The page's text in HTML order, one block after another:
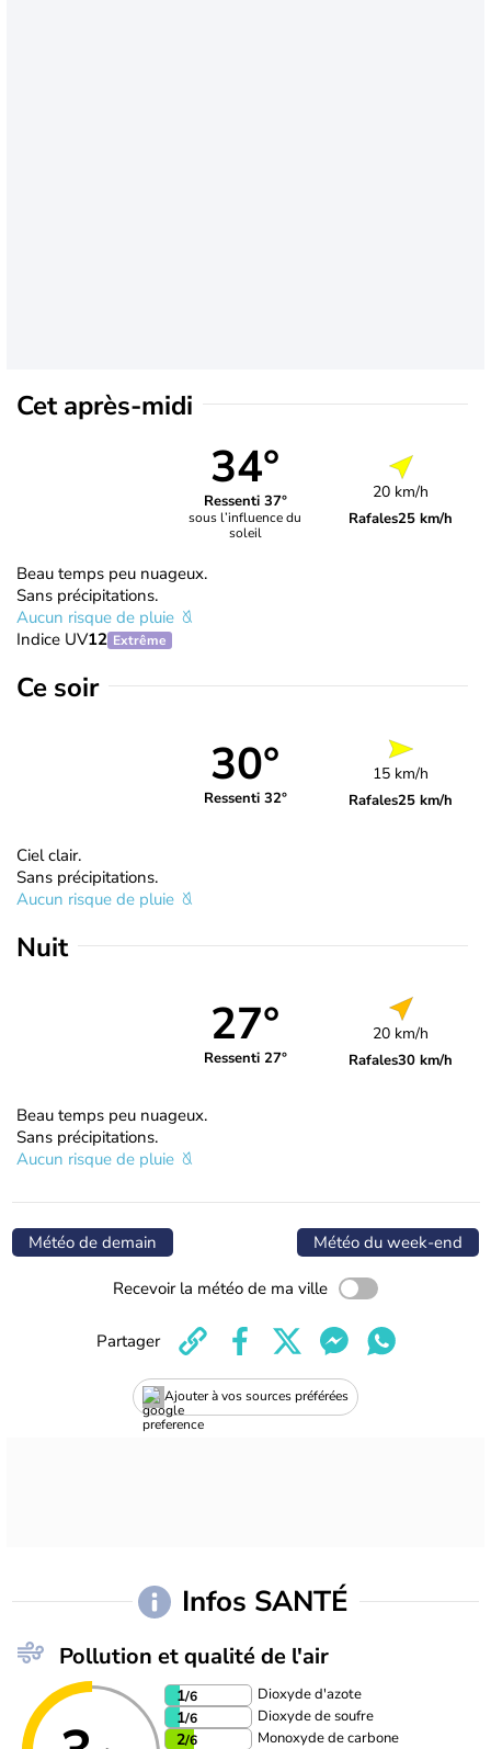
Cet après-midi
34°
Ressenti 37°
sous l’influence du
soleil
20 km/h
Rafales25 km/h
Beau temps peu nuageux.
Sans précipitations.
Aucun risque de pluie
Indice UV12 Extrême
Ce soir
30°
Ressenti 32°
15 km/h
Rafales25 km/h
Ciel clair.
Sans précipitations.
Aucun risque de pluie
Nuit
27°
Ressenti 27°
20 km/h
Rafales30 km/h
Beau temps peu nuageux.
Sans précipitations.
Aucun risque de pluie
Météo de demain Météo du week-end
Recevoir la météo de ma ville
Ajouter à vos sources préférées
Partager
Infos SANTÉ
Pollution et qualité de l'air
1/6 Dioxyde d'azote
1/6 Dioxyde de soufre
2/6 Monoxyde de carbone